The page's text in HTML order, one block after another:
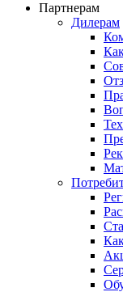
Партнерам
Дилерам